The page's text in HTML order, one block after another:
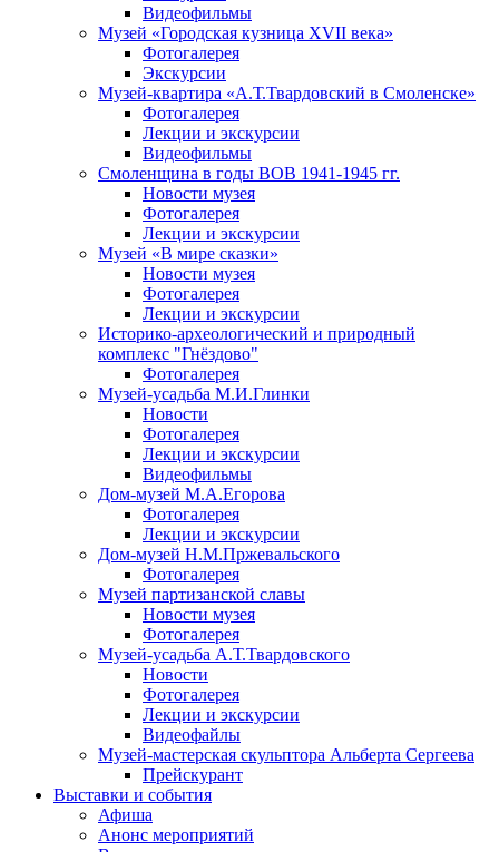
Видеофильмы
Музей «Городская кузница XVII века»
Фотогалерея
Экскурсии
Музей-квартира «А.Т.Твардовский в Смоленске»
Фотогалерея
Лекции и экскурсии
Видеофильмы
Смоленщина в годы ВОВ 1941-1945 гг.
Новости музея
Фотогалерея
Лекции и экскурсии
Музей «В мире сказки»
Новости музея
Фотогалерея
Лекции и экскурсии
Историко-археологический и природный
комплекс "Гнёздово"
Фотогалерея
Музей-усадьба М.И.Глинки
Новости
Фотогалерея
Лекции и экскурсии
Видеофильмы
Дом-музей М.А.Егорова
Фотогалерея
Лекции и экскурсии
Дом-музей Н.М.Пржевальского
Фотогалерея
Музей партизанской славы
Новости музея
Фотогалерея
Музей-усадьба А.Т.Твардовского
Новости
Фотогалерея
Лекции и экскурсии
Видеофайлы
Музей-мастерская скульптора Альберта Сергеева
Прейскурант
Выставки и события
Афиша
Анонс мероприятий